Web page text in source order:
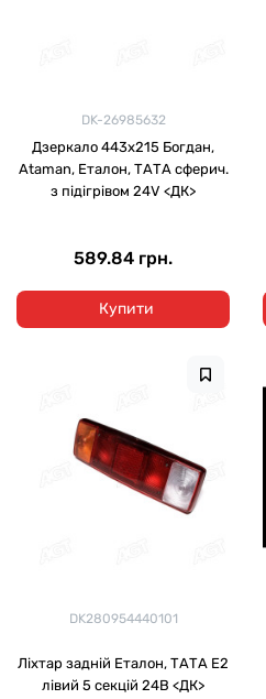
DK-26985632
Дзеркало 443х215 Богдан,
Ataman, Еталон, ТАТА сферич.
з підігрівом 24V <ДК>
589.84 грн.
Купити
DK280954440101
Ліхтар задній Еталон, ТАТА Е2
лівий 5 секцій 24В <ДК>